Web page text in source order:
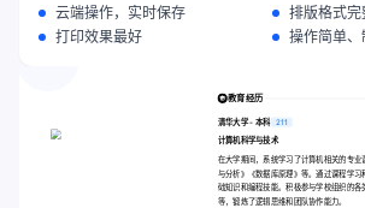
云端操作，实时保存
排版格式完
打印效果最好
操作简单
教育经历
清华大学 - 本科 211
计算机科学与技术
在大学期间，系统学习了计算机相关的专
与分析》《数据库原理》等。通过课程学
础知识和编程技能。积极参与学校组织的
等，锻炼了逻辑思维和团队协作能力。